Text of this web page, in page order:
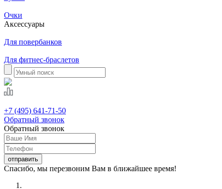
Очки
Аксессуары
Для повербанков
Для фитнес-браслетов
+7 (495) 641-71-50
Обратный звонок
Обратный звонок
Спасибо, мы перезвоним Вам в ближайшее время!